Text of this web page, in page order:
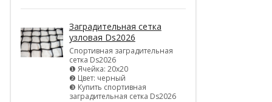
Заградительная сетка
узловая Ds2026
Спортивная заградительная
сетка Ds2026
❶ Ячейка: 20х20
❷ Цвет: черный
❸ Купить спортивная
заградительная сетка Ds2026